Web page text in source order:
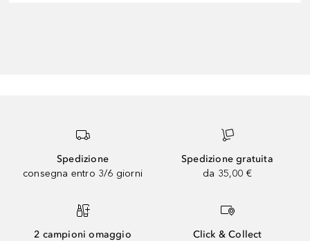
Spedizione
consegna entro 3/6 giorni
Spedizione gratuita
da 35,00 €
2 campioni omaggio
Click & Collect